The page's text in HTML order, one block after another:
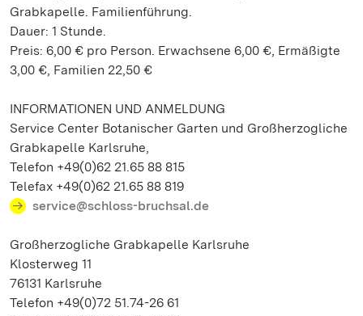
Grabkapelle. Familienführung.
Dauer: 1 Stunde.
Preis: 6,00 € pro Person. Erwachsene 6,00 €, Ermäßigte
3,00 €, Familien 22,50 €
INFORMATIONEN UND ANMELDUNG
Service Center Botanischer Garten und Großherzogliche
Grabkapelle Karlsruhe,
Telefon +49(0)62 21.65 88 815
Telefax +49(0)62 21.65 88 819
service@schloss-bruchsal.de
Großherzogliche Grabkapelle Karlsruhe
Klosterweg 11
76131 Karlsruhe
Telefon +49(0)72 51.74-26 61